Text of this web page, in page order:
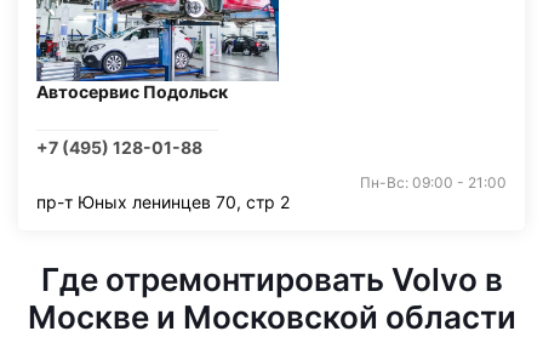
Автосервис Подольск
+7 (495) 128-01-88
Пн-Вс: 09:00 - 21:00
пр-т Юных ленинцев 70, стр 2
Где отремонтировать Volvo в
Москве и Московской области